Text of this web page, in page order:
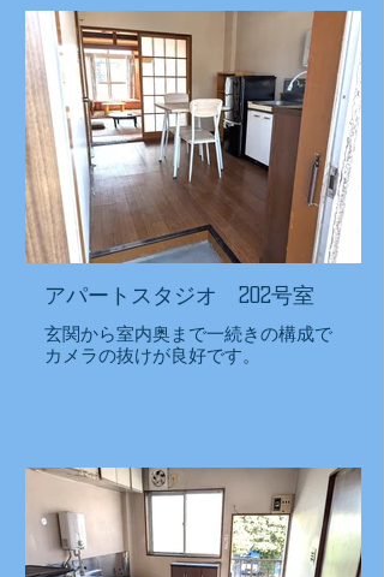
アパートスタジオ 202号室
玄関から室内奥まで一続きの構成で
カメラの抜けが良好です。